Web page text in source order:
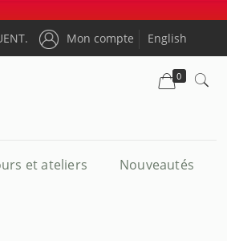
Mon compte English
et ateliers Nouveautés
0